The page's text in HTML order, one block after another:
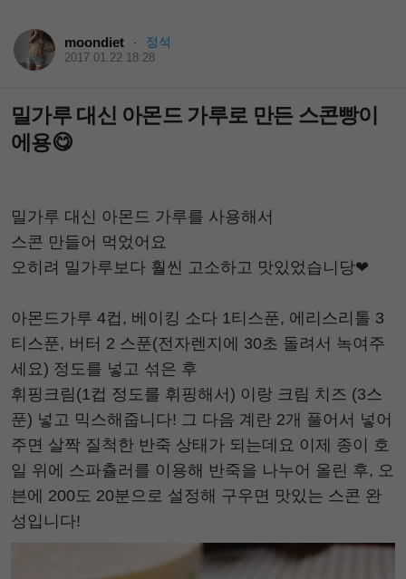
moondiet · 정석
2017.01.22 18:28
밀가루 대신 아몬드 가루로 만든 스콘빵이
에용😋
밀가루 대신 아몬드 가루를 사용해서
스콘 만들어 먹었어요
오히려 밀가루보다 훨씬 고소하고 맛있었습니당❤
아몬드가루 4컵, 베이킹 소다 1티스푼, 에리스리톨 3
티스푼, 버터 2 스푼(전자렌지에 30초 돌려서 녹여주
세요) 정도를 넣고 섞은 후
휘핑크림(1컵 정도를 휘핑해서) 이랑 크림 치즈 (3스
푼) 넣고 믹스해줍니다! 그 다음 계란 2개 풀어서 넣어
주면 살짝 질척한 반죽 상태가 되는데요 이제 종이 호
일 위에 스파츌러를 이용해 반죽을 나누어 올린 후, 오
븐에 200도 20분으로 설정해 구우면 맛있는 스콘 완
성입니다!